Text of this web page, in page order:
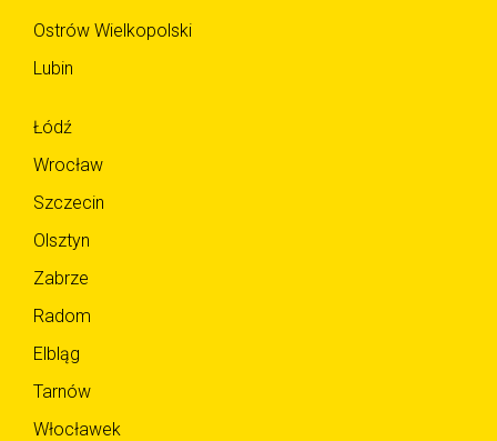
Ostrów Wielkopolski
Lubin
Łódź
Wrocław
Szczecin
Olsztyn
Zabrze
Radom
Elbląg
Tarnów
Włocławek